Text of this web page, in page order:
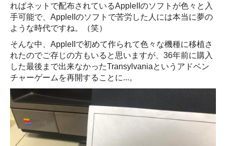
ればネットで配布されているAppleIIのソフトが色々と入
手可能で、AppleIIのソフトで苦労した人には本当に夢の
ような時代ですね。（笑）
そんな中、AppleIIで初めて作られて色々な機種に移植さ
れたのでご存じの方もいると思いますが、36年前に購入
した最後まで出来なかったTransylvaniaというアドベン
チャーゲームを再開することに...。